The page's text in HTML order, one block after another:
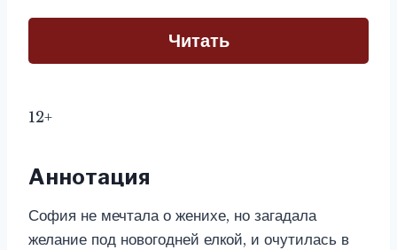
Читать
12+
Аннотация
София не мечтала о женихе, но загадала
желание под новогодней елкой, и очутилась в